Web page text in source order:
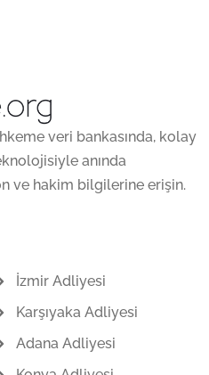
veri bankasında, kolay
anında
ve hakim bilgilerine erişin.
İzmir Adliyesi
Karşıyaka Adliyesi
Adana Adliyesi